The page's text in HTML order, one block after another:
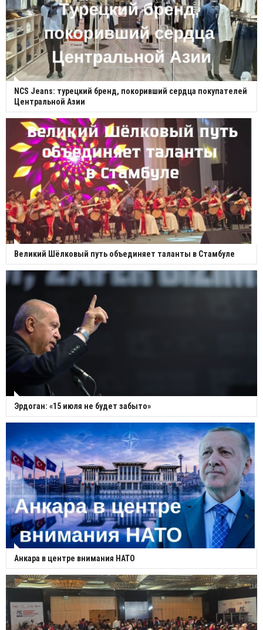
NCS Jeans: турецкий бренд, покоривший сердца покупателей
Центральной Азии
Великий Шёлковый путь объединяет таланты в Стамбуле
Эрдоган: «15 июля не будет забыто»
Анкара в центре внимания НАТО